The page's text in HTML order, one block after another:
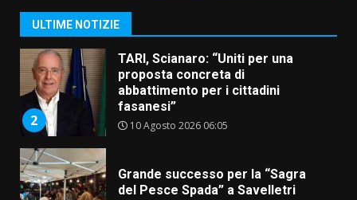
ULTIME NOTIZIE
1
2
TARI, Scianaro: “Uniti per una
proposta concreta di
abbattimento per i cittadini
fasanesi”
10 Agosto 2026 06:05
Grande successo per la “Sagra
del Pesce Spada” a Savelletri